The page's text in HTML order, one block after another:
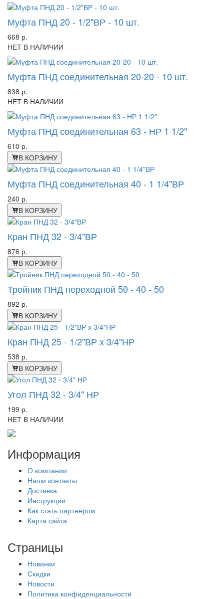
Муфта ПНД 20 - 1/2"ВР - 10 шт.
668 р.
НЕТ В НАЛИЧИИ
Муфта ПНД соединительная 20-20 - 10 шт.
838 р.
НЕТ В НАЛИЧИИ
Муфта ПНД соединительная 63 - НР 1 1/2"
610 р.
В КОРЗИНУ
Муфта ПНД соединительная 40 - 1 1/4"ВР
240 р.
В КОРЗИНУ
Кран ПНД 32 - 3/4"ВР
876 р.
В КОРЗИНУ
Тройник ПНД переходной 50 - 40 - 50
892 р.
В КОРЗИНУ
Кран ПНД 25 - 1/2"ВР х 3/4"НР
538 р.
В КОРЗИНУ
Угол ПНД 32 - 3/4" НР
199 р.
НЕТ В НАЛИЧИИ
Информация
О компании
Наши контакты
Доставка
Инструкции
Как стать партнёром
Карта сайта
Страницы
Новинки
Скидки
Новости
Политика конфиденциальности